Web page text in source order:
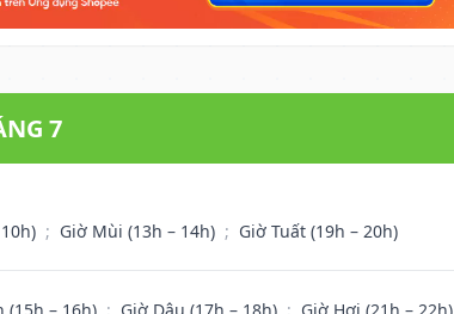
7
; Giờ Mùi (13h – 14h) ; Giờ Tuất (19h – 20h)